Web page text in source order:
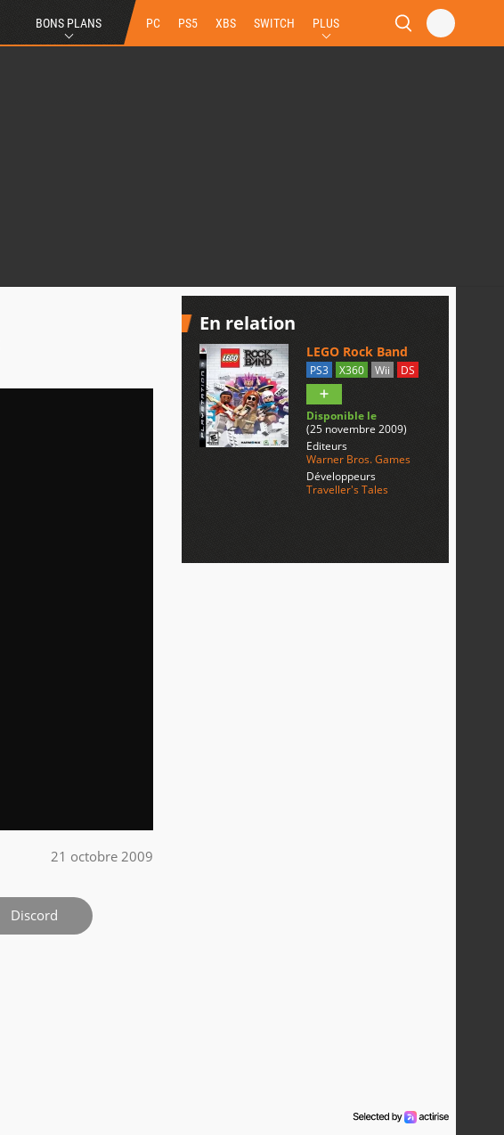
BONS PLANS PC PS5 XBS SWITCH PLUS
21 octobre 2009
Discord
En relation
LEGO Rock Band
PS3 X360 Wii DS
Disponible le
(25 novembre 2009)
Editeurs
Warner Bros. Games
Développeurs
Traveller's Tales